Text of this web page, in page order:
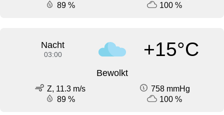
89 %
100 %
Nacht
03:00 +15°C
Bewolkt
Z, 11.3 m/s
758 mmHg
89 %
100 %